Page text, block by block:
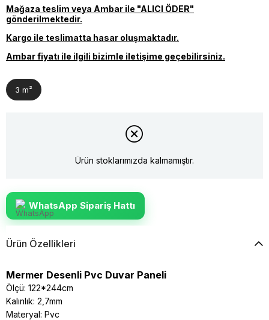
Mağaza teslim veya Ambar ile "ALICI ÖDER"
gönderilmektedir.
Kargo ile teslimatta hasar oluşmaktadır.
Ambar fiyatı ile ilgili bizimle iletişime geçebilirsiniz.
3 m²
Ürün stoklarımızda kalmamıştır.
WhatsApp Sipariş Hattı
Ürün Özellikleri
Mermer Desenli Pvc Duvar Paneli
Ölçü: 122*244cm
Kalınlık: 2,7mm
Materyal: Pvc